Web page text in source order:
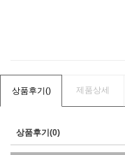
상품후기() 제품상세
상품후기(0)